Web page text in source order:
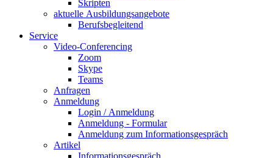
Skripten
aktuelle Ausbildungsangebote
Berufsbegleitend
Service
Video-Conferencing
Zoom
Skype
Teams
Anfragen
Anmeldung
Login / Anmeldung
Anmeldung - Formular
Anmeldung zum Informationsgespräch
Artikel
Informationsgespräch